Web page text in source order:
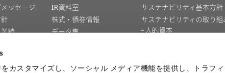
カスタマイズし、ソーシャル メディア機能を提供し、トラフ
メッセージ
績
IR資料室
株式・債券情報
データ集
サステナビリティ基本方針​
サステナビリティの取り組
人的資本